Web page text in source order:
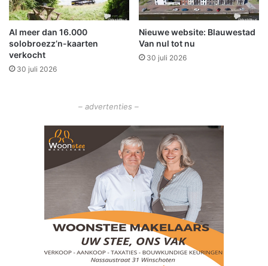
l
d
e
n
h
u
r
Al meer dan 16.000
solobroezz’n-kaarten
verkocht
30 juli 2026
Nieuwe website: Blauwestad
Van nul tot nu
30 juli 2026
– advertenties –